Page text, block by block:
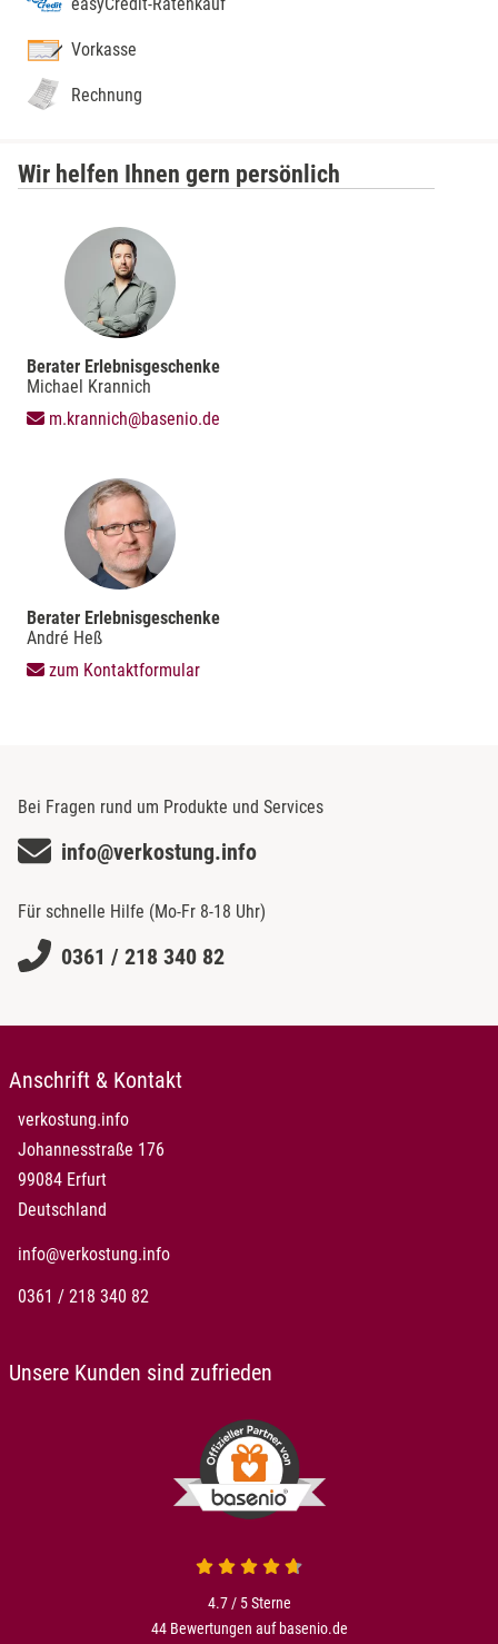
Vorkasse
Rechnung
Wir helfen Ihnen gern persönlich
Berater Erlebnisgeschenke
Michael Krannich
m.krannich@basenio.de
Berater Erlebnisgeschenke
André Heß
zum Kontaktformular
Bei Fragen rund um Produkte und Services
info@verkostung.info
Für schnelle Hilfe (Mo-Fr 8-18 Uhr)
0361 / 218 340 82
Anschrift & Kontakt
verkostung.info
Johannesstraße 176
99084 Erfurt
Deutschland
info@verkostung.info
0361 / 218 340 82
Unsere Kunden sind zufrieden
4.7 / 5Sterne
44 Bewertungen auf basenio.de